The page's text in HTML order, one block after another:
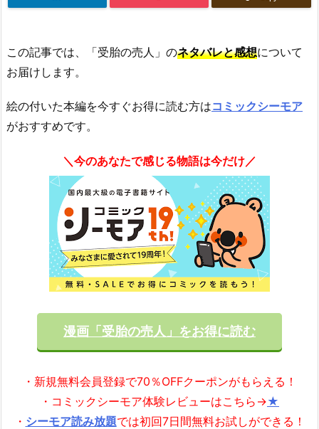
この記事では、「受胎の売人」のネタバレと感想について
お届けします。
絵の付いた本編を今すぐお得に読む方はコミックシーモア
がおすすめです。
＼今のあなたで感じる物語は今だけ／
漫画「受胎の売人」をお得に読む
・新規無料会員登録で70％OFFクーポンがもらえる！
・コミックシーモア体験レビューはこちら→★
・ シーモア読み放題では初回7日間無料お試しができる！